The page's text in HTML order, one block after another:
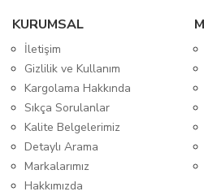
KURUMSAL
İletişim
Gizlilik ve Kullanım
Kargolama Hakkında
Sıkça Sorulanlar
Kalite Belgelerimiz
Detaylı Arama
Markalarımız
Hakkımızda